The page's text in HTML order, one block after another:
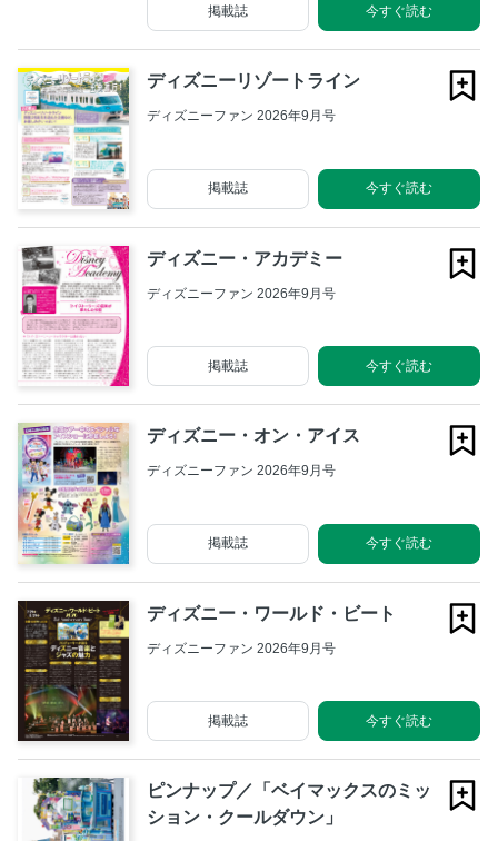
今すぐ読む
掲載誌
ディズニーリゾートライン
ディズニーファン 2026年9月号
今すぐ読む
掲載誌
ディズニー・アカデミー
ディズニーファン 2026年9月号
今すぐ読む
掲載誌
ディズニー・オン・アイス
ディズニーファン 2026年9月号
今すぐ読む
掲載誌
ディズニー・ワールド・ビート
ディズニーファン 2026年9月号
今すぐ読む
掲載誌
ピンナップ／「ベイマックスのミッ
ション・クールダウン」